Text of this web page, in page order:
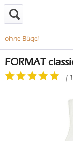
ohne Bügel
FORMAT
( 1